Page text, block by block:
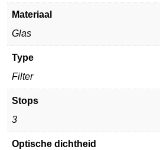
Materiaal
Glas
Type
Filter
Stops
3
Optische dichtheid